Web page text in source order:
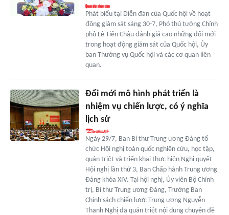
Phát biểu tại Diễn đàn của Quốc hội về hoạt
động giám sát sáng 30-7, Phó thủ tướng Chính
phủ Lê Tiến Châu đánh giá cao những đổi mới
trong hoạt động giám sát của Quốc hội, Ủy
ban Thường vụ Quốc hội và các cơ quan liên
quan.
Đổi mới mô hình phát triển là
nhiệm vụ chiến lược, có ý nghĩa
lịch sử
Ngày 29/7, Ban Bí thư Trung ương Đảng tổ
chức Hội nghị toàn quốc nghiên cứu, học tập,
quán triệt và triển khai thực hiện Nghị quyết
Hội nghị lần thứ 3, Ban Chấp hành Trung ương
Đảng khóa XIV. Tại hội nghị, Ủy viên Bộ Chính
trị, Bí thư Trung ương Đảng, Trưởng Ban
Chính sách chiến lược Trung ương Nguyễn
Thanh Nghị đã quán triệt nội dung chuyên đề